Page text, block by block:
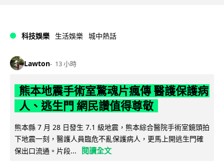
科技娛樂 生活娛樂 城中熱話
Lawton 13 小時
熊本地震手術室驚魂片瘋傳 醫護保護病
人、逃生門 網民讚值得尊敬
熊本縣 7 月 28 日發生 7.1 級地震，熊本綜合醫院手術室鏡頭拍
下地震一刻，醫護人員臨危不亂保護病人，更馬上開逃生門確
保出口流通。片段...
閱讀全文